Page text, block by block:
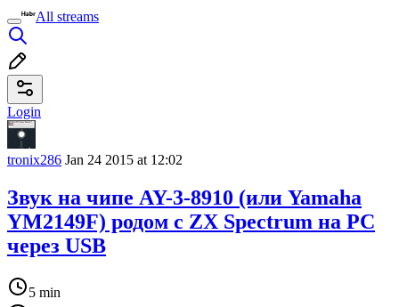
All streams
Login
tronix286 Jan 24 2015 at 12:02
Звук на чипе AY-3-8910 (или Yamaha
YM2149F) родом с ZX Spectrum на PC
через USB
5 min